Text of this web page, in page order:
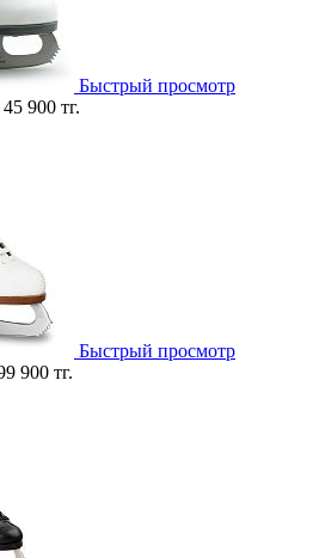
Быстрый просмотр
45 900 тг.
Быстрый просмотр
900 тг.